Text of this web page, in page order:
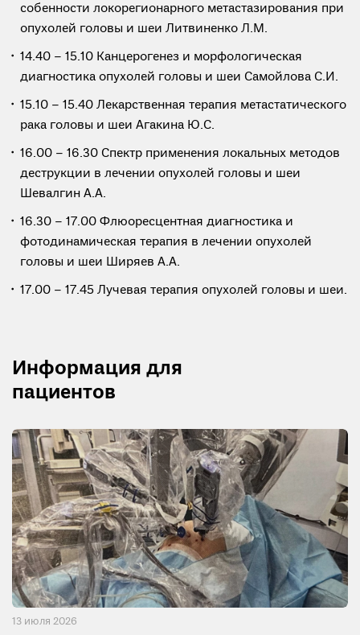
собенности локорегионарного метастазирования при
опухолей головы и шеи Литвиненко Л.М.
14.40 – 15.10 Канцерогенез и морфологическая
диагностика опухолей головы и шеи Самойлова С.И.
15.10 – 15.40 Лекарственная терапия метастатического
рака головы и шеи Агакина Ю.С.
16.00 – 16.30 Спектр применения локальных методов
деструкции в лечении опухолей головы и шеи
Шевалгин А.А.
16.30 – 17.00 Флюоресцентная диагностика и
фотодинамическая терапия в лечении опухолей
головы и шеи Ширяев А.А.
17.00 – 17.45 Лучевая терапия опухолей головы и шеи.
Информация для
пациентов
13 июля 2026